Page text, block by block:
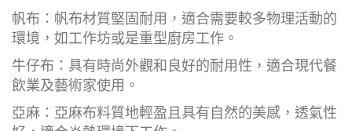
帆布：帆布材質堅固耐用，適合需要較多物理活動的
環境，如工作坊或是重型廚房工作。
牛仔布：具有時尚外觀和良好的耐用性，適合現代餐
飲業及藝術家使用。
亞麻：亞麻布料質地輕盈且具有自然的美感，透氣性